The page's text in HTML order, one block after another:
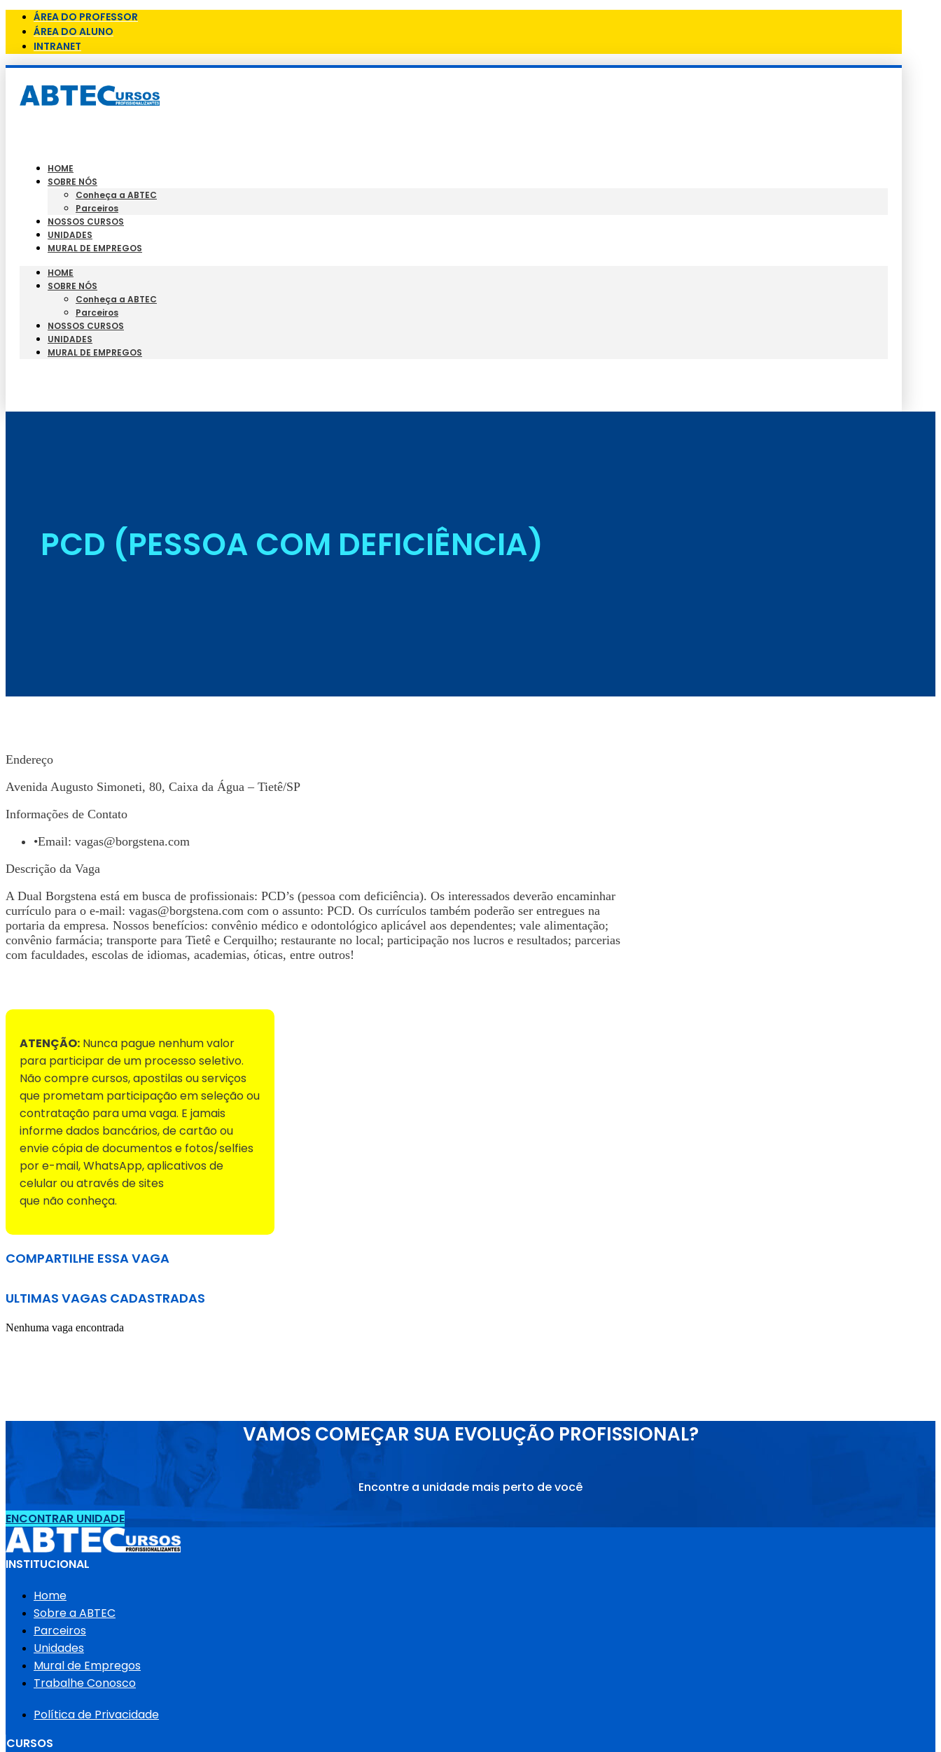
ÁREA DO PROFESSOR
ÁREA DO ALUNO
INTRANET
HOME
SOBRE NÓS
Conheça a ABTEC
Parceiros
NOSSOS CURSOS
UNIDADES
MURAL DE EMPREGOS
HOME
SOBRE NÓS
Conheça a ABTEC
Parceiros
NOSSOS CURSOS
UNIDADES
MURAL DE EMPREGOS
PCD (PESSOA COM DEFICIÊNCIA)
Endereço
Avenida Augusto Simoneti, 80, Caixa da Água – Tietê/SP
Informações de Contato
•Email: vagas@borgstena.com
Descrição da Vaga
A Dual Borgstena está em busca de profissionais: PCD’s (pessoa com deficiência). Os interessados deverão encaminhar
currículo para o e-mail: vagas@borgstena.com com o assunto: PCD. Os currículos também poderão ser entregues na
portaria da empresa. Nossos benefícios: convênio médico e odontológico aplicável aos dependentes; vale alimentação;
convênio farmácia; transporte para Tietê e Cerquilho; restaurante no local; participação nos lucros e resultados; parcerias
com faculdades, escolas de idiomas, academias, óticas, entre outros!
ATENÇÃO: Nunca pague nenhum valor
para participar de um processo seletivo.
Não compre cursos, apostilas ou serviços
que prometam participação em seleção ou
contratação para uma vaga. E jamais
informe dados bancários, de cartão ou
envie cópia de documentos e fotos/selfies
por e-mail, WhatsApp, aplicativos de
celular ou através de sites
que não conheça.
COMPARTILHE ESSA VAGA
ULTIMAS VAGAS CADASTRADAS
Nenhuma vaga encontrada
VAMOS COMEÇAR SUA EVOLUÇÃO PROFISSIONAL?
Encontre a unidade mais perto de você
ENCONTRAR UNIDADE
INSTITUCIONAL
Home
Sobre a ABTEC
Parceiros
Unidades
Mural de Empregos
Trabalhe Conosco
Política de Privacidade
CURSOS